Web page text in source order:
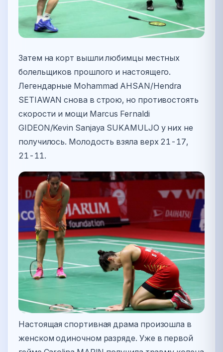
Затем на корт вышли любимцы местных
болельщиков прошлого и настоящего.
Легендарные Mohammad AHSAN/Hendra
SETIAWAN снова в строю, но противостоять
скорости и мощи Marcus Fernaldi
GIDEON/Kevin Sanjaya SUKAMULJO у них не
получилось. Молодость взяла верх 21-17,
21-11.
Настоящая спортивная драма произошла в
женском одиночном разряде. Уже в первой